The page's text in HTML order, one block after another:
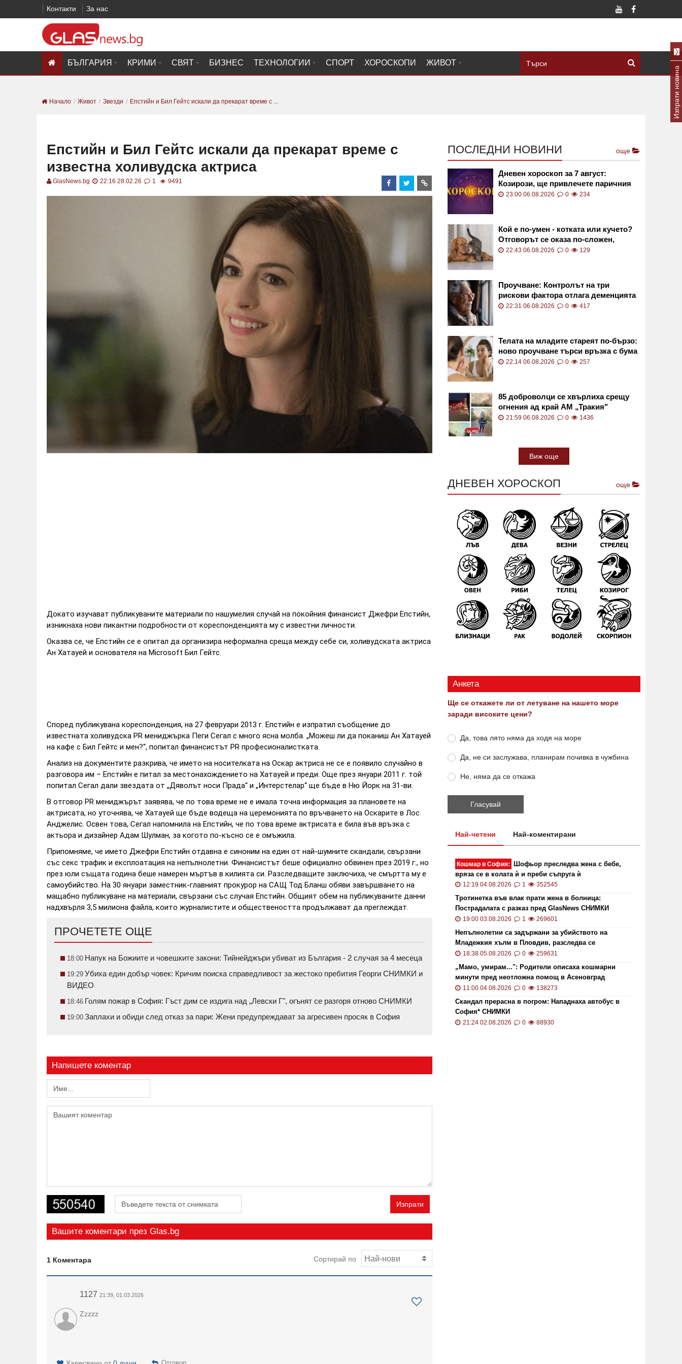
Контакти За нас
БЪЛГАРИЯ КРИМИ СВЯТ БИЗНЕС ТЕХНОЛОГИИ СПОРТ ХОРОСКОПИ ЖИВОТ
Начало Живот Звезди Епстийн и Бил Гейтс искали да прекарат време с ...
Епстийн и Бил Гейтс искали да прекарат време с
известна холивудска актриса
GlasNews.bg 22:16 28.02.26 1 9491
Докато изучават публикуваните материали по нашумелия случай на покойния финансист Джефри Епстийн,
изникнаха нови пикантни подробности от кореспонденцията му с известни личности.
Оказва се, че Епстийн се е опитал да организира неформална среща между себе си, холивудската актриса
Ан Хатауей и основателя на Microsoft Бил Гейтс.
Според публикувана кореспонденция, на 27 февруари 2013 г. Епстийн е изпратил съобщение до
известната холивудска PR мениджърка Пеги Сегал с много ясна молба. „Можеш ли да поканиш Ан Хатауей
на кафе с Бил Гейтс и мен?“, попитал финансистът PR професионалистката.
Анализ на документите разкрива, че името на носителката на Оскар актриса не се е появило случайно в
разговора им – Епстийн е питал за местонахождението на Хатауей и преди. Още през януари 2011 г. той
попитал Сегал дали звездата от „Дяволът носи Прада“ и „Интерстелар“ ще бъде в Ню Йорк на 31-ви.
В отговор PR мениджърът заявява, че по това време не е имала точна информация за плановете на
актрисата, но уточнява, че Хатауей ще бъде водеща на церемонията по връчването на Оскарите в Лос
Анджелис. Освен това, Сегал напомнила на Епстийн, че по това време актрисата е била във връзка с
актьора и дизайнер Адам Шулман, за когото по-късно се е омъжила.
Припомняме, че името Джефри Епстийн отдавна е синоним на един от най-шумните скандали, свързани
със секс трафик и експлоатация на непълнолетни. Финансистът беше официално обвинен през 2019 г., но
през юли същата година беше намерен мъртъв в килията си. Разследващите заключиха, че смъртта му е
самоубийство. На 30 януари заместник-главният прокурор на САЩ Тод Бланш обяви завършването на
мащабно публикуване на материали, свързани със случая Епстийн. Общият обем на публикуваните данни
надхвърля 3,5 милиона файла, които журналистите и обществеността продължават да преглеждат.
ПРОЧЕТЕТЕ ОЩЕ
18:00 Напук на Божиите и човешките закони: Тийнейджъри убиват из България - 2 случая за 4 месеца
19:29 Убиха един добър човек: Кричим поиска справедливост за жестоко пребития Георги СНИМКИ и
ВИДЕО
18:46 Голям пожар в София: Гъст дим се издига над „Левски Г", огънят се разгоря отново СНИМКИ
19:00 Заплахи и обиди след отказ за пари: Жени предупреждават за агресивен просяк в София
Напишете коментар
Изпрати
Вашите коментари през Glas.bg
1 Коментара Сортирай по
1127 21:39, 01.03.2026
Zzzzz
ПОСЛЕДНИ НОВИНИ още
Дневен хороскоп за 7 август:
Козирози, ще привлечете паричния
поток към вас!
23:00 06.08.2026 0 234
Кой е по-умен - котката или кучето?
Отговорът се оказа по-сложен,
отколкото изглежда
22:43 06.08.2026 0 129
Проучване: Контролът на три
рискови фактора отлага деменцията
с над десетилетие
22:31 06.08.2026 0 417
Телата на младите стареят по-бързо:
ново проучване търси връзка с бума
на рака
22:14 06.08.2026 0 257
85 доброволци се хвърлиха срещу
огнения ад край АМ „Тракия"
СНИМКИ
21:59 06.08.2026 0 1436
Виж още
ДНЕВЕН ХОРОСКОП още
Анкета
Ще се откажете ли от летуване на нашето море
заради високите цени?
Да, това лято няма да ходя на море
Да, не си заслужава, планирам почивка в чужбина
Не, няма да се откажа
Най-четени Най-коментирани
Кошмар в София:
Шофьор преследва жена с бебе,
вряза се в колата ѝ и преби съпруга ѝ
12:19 04.08.2026 1 352545
Тротинетка във влак прати жена в болница:
Пострадалата с разказ пред GlasNews СНИМКИ
19:00 03.08.2026 1 269601
Непълнолетни са задържани за убийството на
Младежкия хълм в Пловдив, разследва се
хомофобски мотив
18:38 05.08.2026 0 259631
„Мамо, умирам...": Родители описаха кошмарни
минути пред неотложна помощ в Асеновград
11:00 04.08.2026 0 138273
Скандал прерасна в погром: Нападнаха автобус в
София* СНИМКИ
21:24 02.08.2026 0 88930
Изпрати новина